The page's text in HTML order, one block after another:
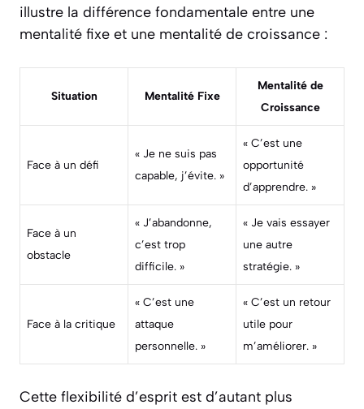
illustre la différence fondamentale entre une
mentalité fixe et une mentalité de croissance :
Situation Mentalité Fixe
Mentalité de
Croissance
Face à un défi
« Je ne suis pas
capable, j’évite. »
« C’est une
opportunité
d’apprendre. »
Face à un
obstacle
« J’abandonne,
c’est trop
difficile. »
« Je vais essayer
une autre
stratégie. »
Face à la critique
« C’est une
attaque
personnelle. »
« C’est un retour
utile pour
m’améliorer. »
Cette flexibilité d’esprit est d’autant plus